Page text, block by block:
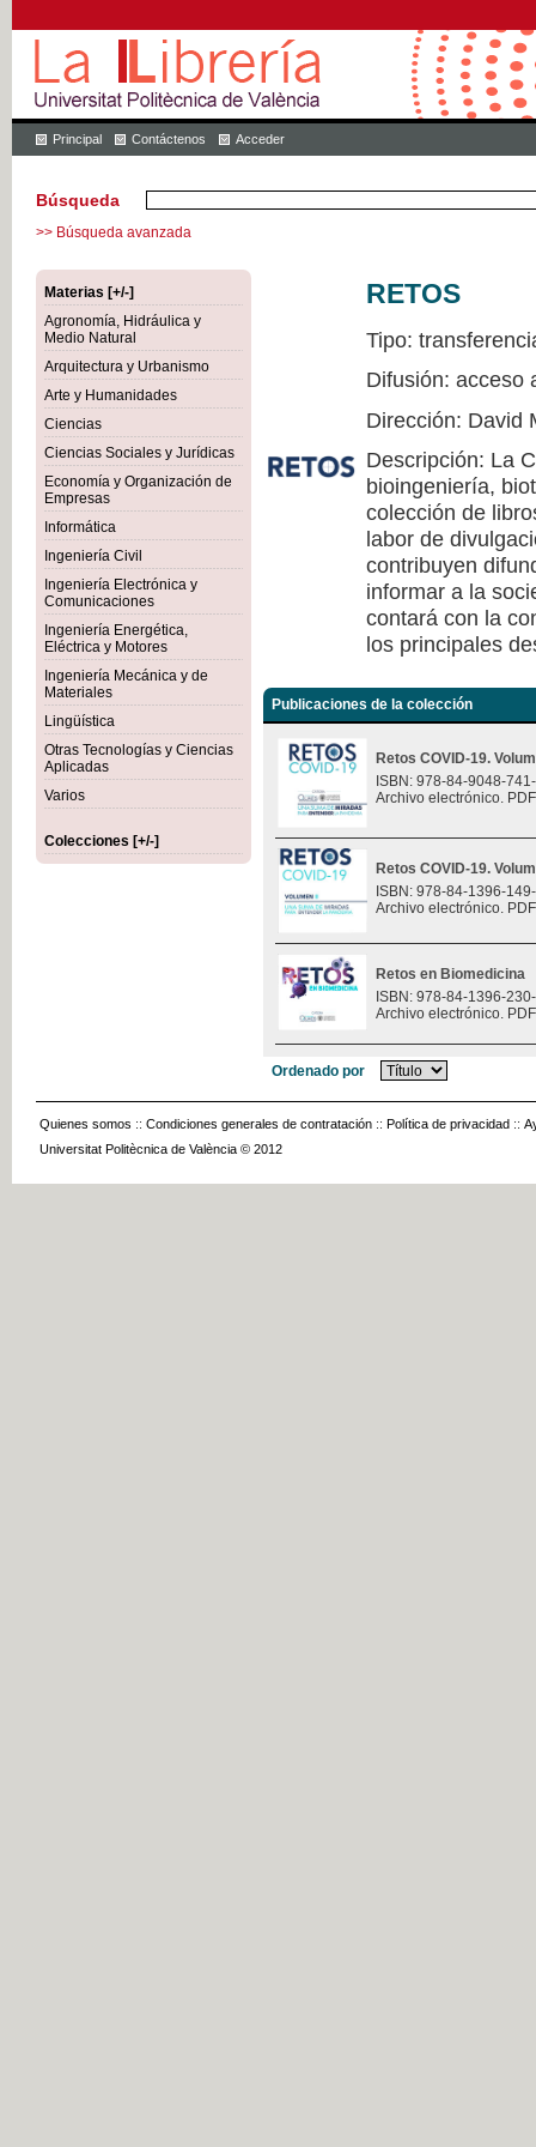
Principal Contáctenos Acceder
Búsqueda
>> Búsqueda avanzada
Materias [+/-]
Agronomía, Hidráulica y
Medio Natural
Arquitectura y Urbanismo
Arte y Humanidades
Ciencias
Ciencias Sociales y Jurídicas
Economía y Organización de
Empresas
Informática
Ingeniería Civil
Ingeniería Electrónica y
Comunicaciones
Ingeniería Energética,
Eléctrica y Motores
Ingeniería Mecánica y de
Materiales
Lingüística
Otras Tecnologías y Ciencias
Aplicadas
Varios
Colecciones [+/-]
RETOS
Tipo:
Difusión: acceso
Dirección: David
Descripción: La
bioingeniería,
colección de
labor de
contribuyen
informar a la
contará con la
los principales
Publicaciones de la colección
Retos COVID-19.
ISBN: 978-84-9048-
Archivo electrónico.
Retos COVID-19.
ISBN: 978-84-1396-
Archivo electrónico.
Retos en Biomedicina
ISBN: 978-84-1396-
Archivo electrónico.
Ordenado por
Quienes somos :: Condiciones generales de contratación :: Política de privacidad ::
Universitat Politècnica de València © 2012